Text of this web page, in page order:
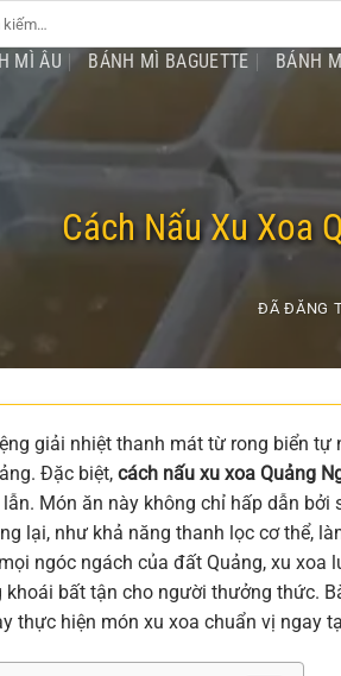
MÌ ÂU BÁNH MÌ BAGUETTE BÁNH
Cách Nấu Xu Xoa
ĐÃ ĐĂNG
giải nhiệt thanh mát từ rong biển
Đặc biệt, cách nấu xu xoa Quảng
Món ăn này không chỉ hấp dẫn
lại, như khả năng thanh lọc cơ thể,
ngóc ngách của đất Quảng, xu
khoái bất tận cho người thưởng thức.
thực hiện món xu xoa chuẩn vị ngay